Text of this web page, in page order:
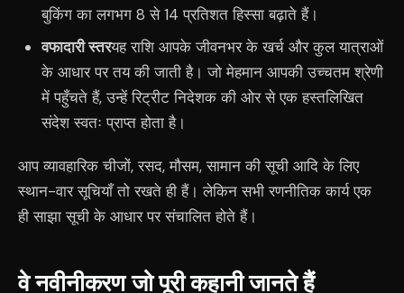
बुकिंग का लगभग 8 से 14 प्रतिशत हिस्सा बढ़ाते हैं।
वफादारी स्तरयह राशि आपके जीवनभर के खर्च और कुल यात्राओं
के आधार पर तय की जाती है। जो मेहमान आपकी उच्चतम श्रेणी
में पहुँचते हैं, उन्हें रिट्रीट निदेशक की ओर से एक हस्तलिखित
संदेश स्वतः प्राप्त होता है।
आप व्यावहारिक चीजों, रसद, मौसम, सामान की सूची आदि के लिए
स्थान-वार सूचियाँ तो रखते ही हैं। लेकिन सभी रणनीतिक कार्य एक
ही साझा सूची के आधार पर संचालित होते हैं।
वे नवीनीकरण जो पूरी कहानी जानते हैं